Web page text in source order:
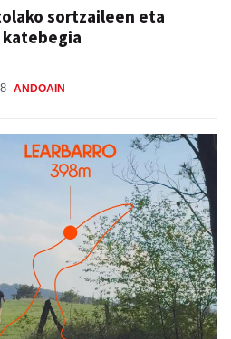
sortzaileen eta
ANDOAIN